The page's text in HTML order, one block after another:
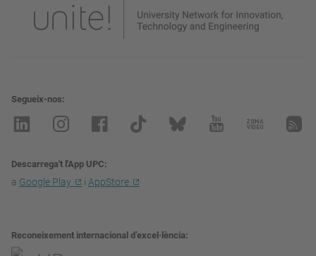
Segueix-nos
Descarrega't l'App UPC
a Google Play i AppStore
Reconeixement internacional d’excel·lència